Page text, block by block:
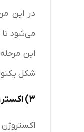
در این
می‌شود تا
این
شکل
3)